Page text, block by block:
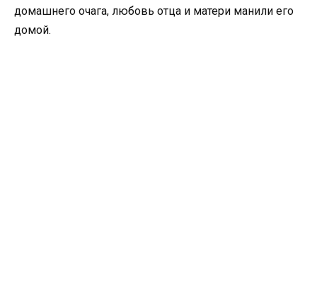
домашнего очага, любовь отца и матери манили его
домой.